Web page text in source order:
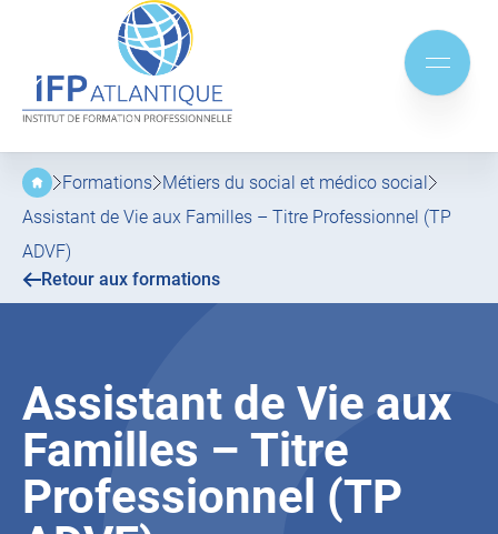
menu
principal
contenu
Mobile
menu
Formations Métiers du social et médico social
Assistant de Vie aux Familles – Titre Professionnel (TP
ADVF)
Retour aux formations
Assistant de Vie aux
Familles – Titre
Professionnel (TP